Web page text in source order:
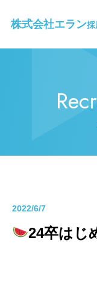
株式会社エラン採
2022/6/7
24卒はじ